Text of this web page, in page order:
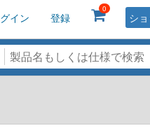
イン 登録
0
シ